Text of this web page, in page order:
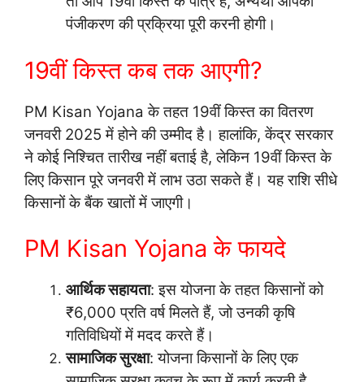
पंजीकरण की प्रक्रिया पूरी करनी होगी।
19वीं किस्त कब तक आएगी?
PM Kisan Yojana के तहत 19वीं किस्त का वितरण
जनवरी 2025 में होने की उम्मीद है। हालांकि, केंद्र सरकार
ने कोई निश्चित तारीख नहीं बताई है, लेकिन 19वीं किस्त के
लिए किसान पूरे जनवरी में लाभ उठा सकते हैं। यह राशि सीधे
किसानों के बैंक खातों में जाएगी।
PM Kisan Yojana के फायदे
आर्थिक सहायता: इस योजना के तहत किसानों को
₹6,000 प्रति वर्ष मिलते हैं, जो उनकी कृषि
गतिविधियों में मदद करते हैं।
सामाजिक सुरक्षा: योजना किसानों के लिए एक